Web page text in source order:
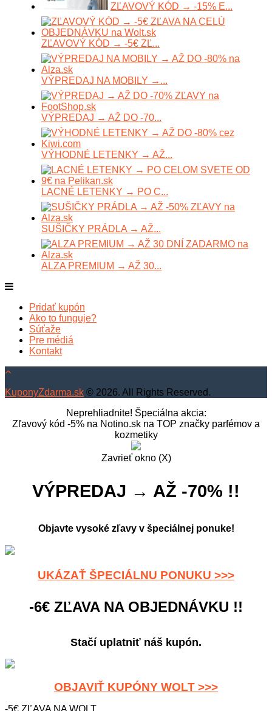
ZĽAVOVÝ KÓD → -15% E...
ZĽAVOVÝ KÓD → -5€ ZĽ...
VÝPREDAJ NA MOBILY →...
VÝPREDAJ → AŽ DO -70...
VÝHODNÉ LETENKY → AŽ...
LACNÉ LETENKY → PO C...
SUŠIČKY PRÁDLA → AŽ...
ALZA PREMIUM → AŽ 30...
Pridať kupón
Ako to funguje?
Súťaže
Pre médiá
Kontakt
KuponyZdarma.sk © 2026. All Rights Reserved.
Neprehliadnite! Špeciálna akcia:
Zľavový kód -5% na Notino.sk na TOP značky parfémov a
kozmetiky
Zavrieť okno (X)
VÝPREDAJ → AŽ -70% !!
Objavte vysoké zľavy v špeciálnej ponuke!
UKÁZAŤ ŠPECIÁLNU PONUKU >>>
-6€ ZĽAVA NA OBJEDNÁVKU !!
Stačí uplatniť náš kupón.
OBJAVIŤ KUPÓNY WOLT >>>
-5€ ZĽAVA NA WOLT